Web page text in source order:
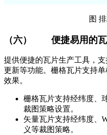
图
（六） 便捷易用的
提供便捷的瓦片生产工具，
更新等功能。栅格瓦片支持
效果。
栅格瓦片支持经纬度、
裁图策略设置。
矢量瓦片支持经纬度、
义等裁图策略。